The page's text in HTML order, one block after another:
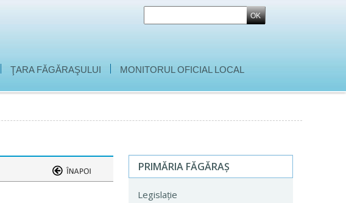
ŢARA FĂGĂRAŞULUI MONITORUL OFICIAL LOCAL
PRIMĂRIA FĂGĂRAŞ
Legislaţie